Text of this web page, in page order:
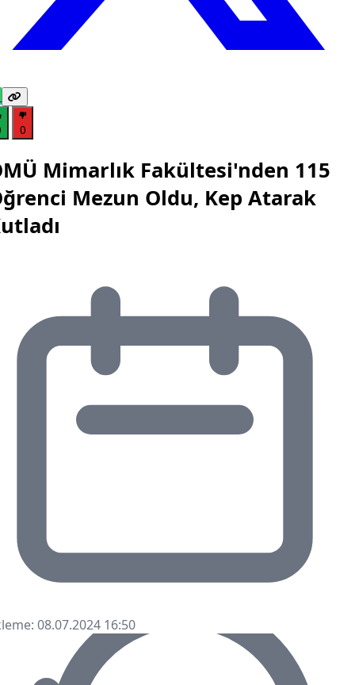
0
Mimarlık Fakültesi'nden 115
Mezun Oldu, Kep Atarak
08.07.2024 16:50